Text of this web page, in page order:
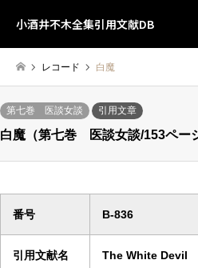
小酒井不木全集引用文献DB
レコード 白魔
第七巻 医談女談 引用文章
白魔（第七巻 医談女談/153ペー
番号 B-836
引用文献名
The White Devil